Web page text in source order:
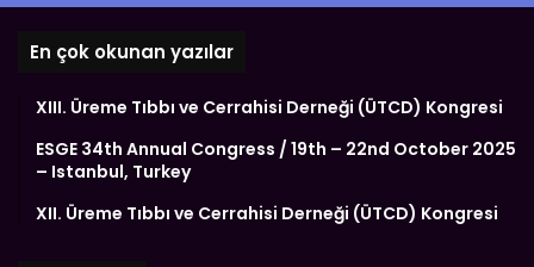
En çok okunan yazılar
XIII. Üreme Tıbbı ve Cerrahisi Derneği (ÜTCD) Kongresi
ESGE 34th Annual Congress / 19th – 22nd October 2025
– Istanbul, Turkey
XII. Üreme Tıbbı ve Cerrahisi Derneği (ÜTCD) Kongresi